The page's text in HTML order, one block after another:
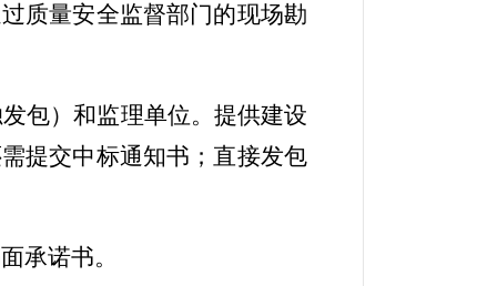
质量安全监督部门的现场勘
包）和监理单位。提供建设
提交中标通知书；直接发包
承诺书。